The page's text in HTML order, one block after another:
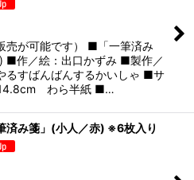
売が可能です） ■「一筆済み
■作／絵：出口かずみ ■製作／
るすばんばんするかいしゃ ■サ
わら半紙 ■…
済み箋」(小人／赤) ※6枚入り